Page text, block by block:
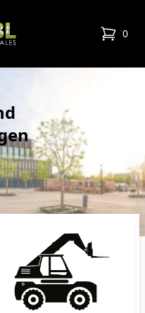
Rental & Sales 0
items